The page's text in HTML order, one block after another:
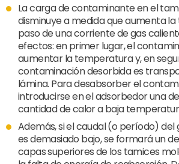
La carga de contaminante en el
disminuye a medida que aumenta
paso de una corriente de gas
efectos: en primer lugar, el
aumentar la temperatura y, en
contaminación desorbida es
lámina. Para desabsorber el
introducirse en el adsorbedor una
cantidad de calor a baja
Además, si el caudal (o período) del
es demasiado bajo, se formará un
capas superiores de los tamices